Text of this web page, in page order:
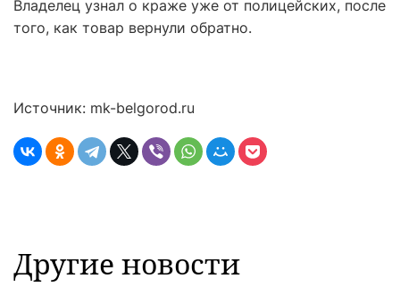
Владелец узнал о краже уже от полицейских, после
того, как товар вернули обратно.
Источник: mk-belgorod.ru
Другие новости